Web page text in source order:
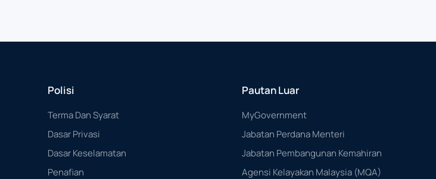
Polisi
Terma Dan Syarat
Dasar Privasi
Dasar Keselamatan
Penafian
Pautan Luar
MyGovernment
Jabatan Perdana Menteri
Jabatan Pembangunan Kemahiran
Agensi Kelayakan Malaysia (MQA)